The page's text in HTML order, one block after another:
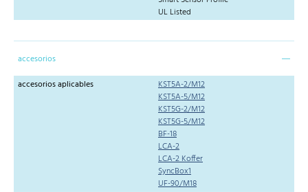
UL Listed
accesorios
accesorios aplicables
KST5A-2/M12
KST5A-5/M12
KST5G-2/M12
KST5G-5/M12
BF-18
LCA-2
LCA-2 Koffer
SyncBox1
UF-90/M18